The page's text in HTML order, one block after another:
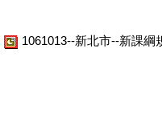
1061013--新北市--新課綱